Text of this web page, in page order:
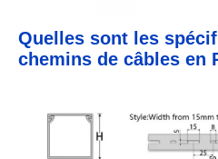
Quelles sont les
chemins de câbles en